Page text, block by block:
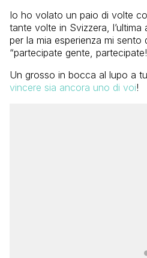
Io ho volato un paio di volte
tante volte in Svizzera, l’ultima
per la mia esperienza mi sento
“partecipate gente,
Un grosso in bocca al lupo a
vincere sia ancora uno di voi!